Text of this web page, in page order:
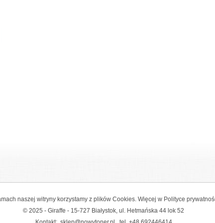
naszej witryny korzystamy z plików Cookies. Więcej w Polityce
© 2025 - Giraffe - 15-727 Białystok, ul. Hetmańska 44 lok 52